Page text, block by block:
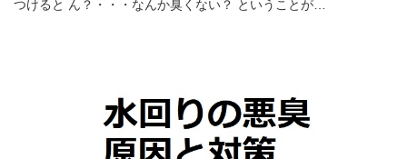
つけると ん？・・・なんか臭くない？ ということが…